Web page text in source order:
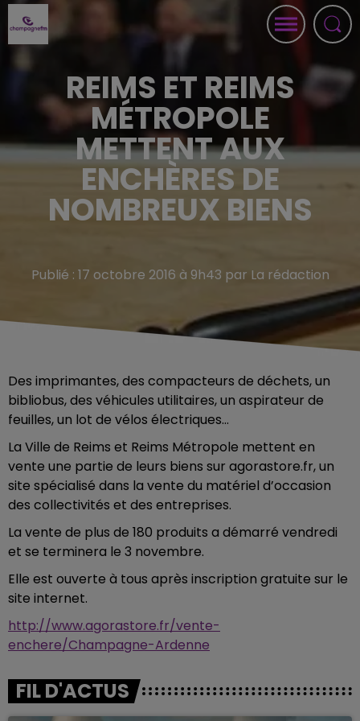
REIMS ET REIMS
MÉTROPOLE
METTENT AUX
ENCHÈRES DE
NOMBREUX BIENS
Publié : 17 octobre 2016 à 9h43 par La rédaction
Des imprimantes, des compacteurs de déchets, un
bibliobus, des véhicules utilitaires, un aspirateur de
feuilles, un lot de vélos électriques…
La Ville de Reims et Reims Métropole mettent en
vente une partie de leurs biens sur agorastore.fr, un
site spécialisé dans la vente du matériel d’occasion
des collectivités et des entreprises.
La vente de plus de 180 produits a démarré vendredi
et se terminera le 3 novembre.
Elle est ouverte à tous après inscription gratuite sur le
site internet.
http://www.agorastore.fr/vente-
enchere/Champagne-Ardenne
FIL D'ACTUS